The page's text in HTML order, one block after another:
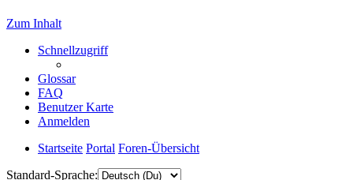
Zum Inhalt
Schnellzugriff
Glossar
FAQ
Benutzer Karte
Anmelden
Startseite Portal Foren-Übersicht
Standard-Sprache: